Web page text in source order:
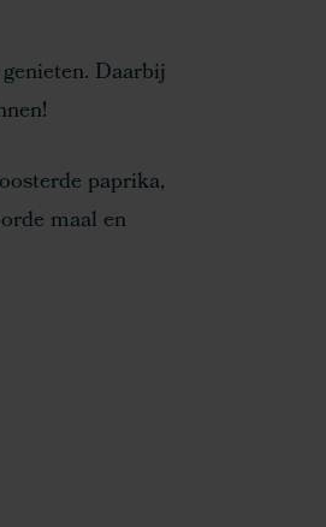
Daarbij
paprika,
maal en